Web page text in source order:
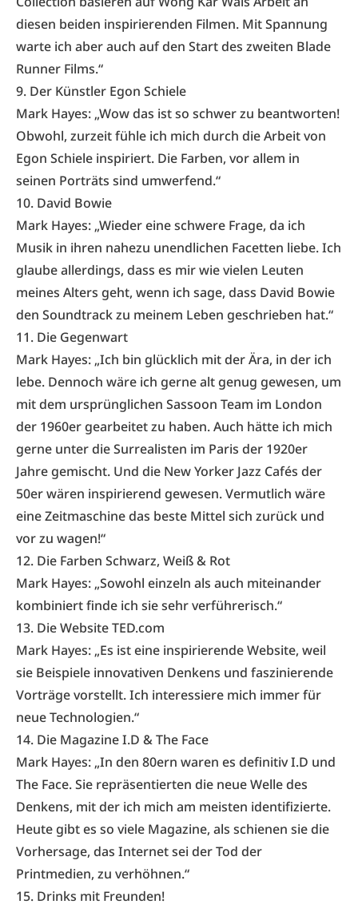
diesen beiden inspirierenden Filmen. Mit Spannung
warte ich aber auch auf den Start des zweiten Blade
Runner Films.“
9. Der Künstler Egon Schiele
Mark Hayes: „Wow das ist so schwer zu beantworten!
Obwohl, zurzeit fühle ich mich durch die Arbeit von
Egon Schiele inspiriert. Die Farben, vor allem in
seinen Porträts sind umwerfend.“
10. David Bowie
Mark Hayes: „Wieder eine schwere Frage, da ich
Musik in ihren nahezu unendlichen Facetten liebe. Ich
glaube allerdings, dass es mir wie vielen Leuten
meines Alters geht, wenn ich sage, dass David Bowie
den Soundtrack zu meinem Leben geschrieben hat.“
11. Die Gegenwart
Mark Hayes: „Ich bin glücklich mit der Ära, in der ich
lebe. Dennoch wäre ich gerne alt genug gewesen, um
mit dem ursprünglichen Sassoon Team im London
der 1960er gearbeitet zu haben. Auch hätte ich mich
gerne unter die Surrealisten im Paris der 1920er
Jahre gemischt. Und die New Yorker Jazz Cafés der
50er wären inspirierend gewesen. Vermutlich wäre
eine Zeitmaschine das beste Mittel sich zurück und
vor zu wagen!“
12. Die Farben Schwarz, Weiß & Rot
Mark Hayes: „Sowohl einzeln als auch miteinander
kombiniert finde ich sie sehr verführerisch.“
13. Die WebsiteTED.com
Mark Hayes: „Es ist eine inspirierende Website, weil
sie Beispiele innovativen Denkens und faszinierende
Vorträge vorstellt. Ich interessiere mich immer für
neue Technologien.“
14. Die Magazine I.D & The Face
Mark Hayes: „In den 80ern waren es definitiv I.D und
The Face. Sie repräsentierten die neue Welle des
Denkens, mit der ich mich am meisten identifizierte.
Heute gibt es so viele Magazine, als schienen sie die
Vorhersage, das Internet sei der Tod der
Printmedien, zu verhöhnen.“
15. Drinks mit Freunden!